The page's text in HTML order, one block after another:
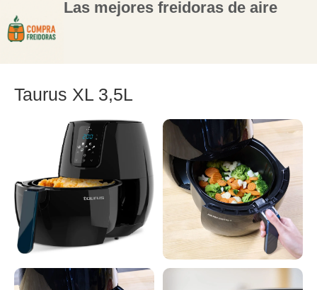
Las mejores freidoras de aire
Taurus XL 3,5L